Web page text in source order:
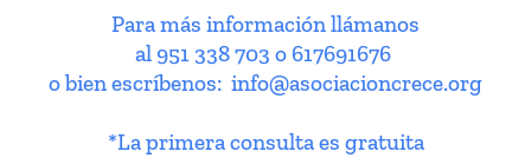
Para más información llámanos
al 951 338 703 o 617691676
o bien escríbenos: info@asociacioncrece.org
*La primera consulta es gratuita